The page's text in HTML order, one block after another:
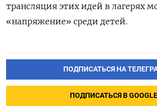
трансляция этих идей в лагерях
«напряжение» среди детей.
ПОДПИСАТЬСЯ НА
ПОДПИСАТЬСЯ В GOOGLE